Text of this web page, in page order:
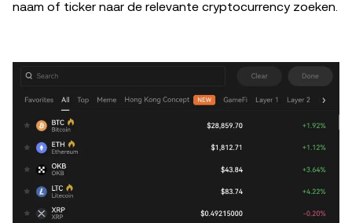
naam of ticker naar de relevante cryptocurrency zoeken.